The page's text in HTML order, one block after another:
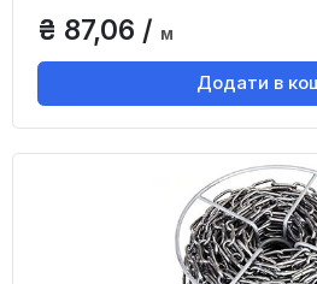
₴ 87,06 / м
Додати в